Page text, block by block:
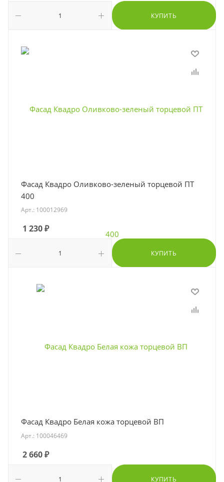
КУПИТЬ
Фасад Квадро Оливково-зеленый торцевой ПТ
400
Арт.: 100012969
1 230₽
КУПИТЬ
Фасад Квадро Белая кожа торцевой ВП
Арт.: 100046469
2 660₽
КУПИТЬ